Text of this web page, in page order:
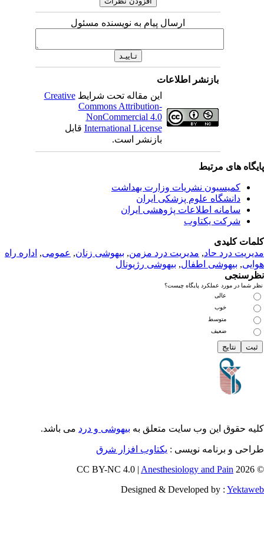
ارسال پیام به نویسنده مسئول
بازنشر اطلاعات
این مقاله تحت شرایطCreative
Commons Attribution-
NonCommercial 4.0
International Licenseقابل
بازنشر است.
های مرتبط
کمیسیون نشریات وزارت بهداشت
دانشگاه علوم پزشکی ایران
سامانه اطلاعات پژوهشی ایران
شرکت یکتاوب
کلیدی
درد حاد,مديريت درد مزمن,بیهوشی زنان,عمومى, اداره راه
, بیهوشی اطفال, بیهوشی رژیونال
شما در مورد عملکرد پایگاه چیست؟
عالی
خوب
متوسط
ضعیف
حقوق این وب سایت متعلق بهبیهوشی و درد می باشد.
و برنامه نویسی : یکتاوب افزار شرق
©
Anesthesiology and Pain
Designed & Developed by :